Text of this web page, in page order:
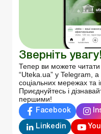
Зверніть увагу!
Тепер ви можете читати
“Uteka.ua” у Telegram,
соціальних мережах та
Приєднуйтесь і
першими!
Facebook
Linkedin